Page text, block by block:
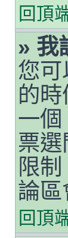
回頂
» 我
您
的
一
票
限
論
回頂